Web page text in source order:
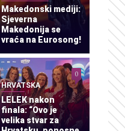
Makedonski mediji:
Sjeverna
Makedonija se
vraća na Eurosong!
HRVATSKA
LELEK nakon
finala: “Ovo je
velika stvar za
0